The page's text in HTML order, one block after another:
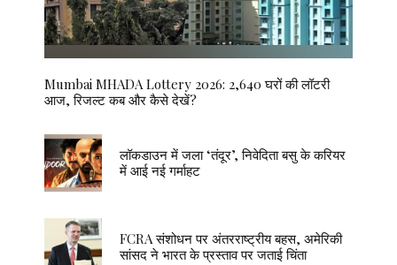
Mumbai MHADA Lottery 2026: 2,640 घरों की लॉटरी
आज, रिजल्ट कब और कैसे देखें?
लॉकडाउन में जला ‘तंदूर’, निवेदिता बसु के करियर
में आई नई गर्माहट
FCRA संशोधन पर अंतरराष्ट्रीय बहस, अमेरिकी
सांसद ने भारत के प्रस्ताव पर जताई चिंता